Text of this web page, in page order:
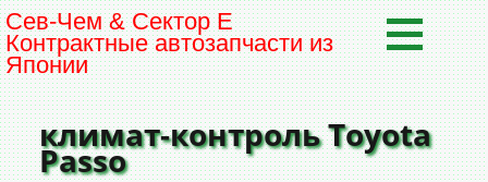
Сев-Чем & Сектор Е
Контрактные автозапчасти из
Японии
климат-контроль Toyota
Passo